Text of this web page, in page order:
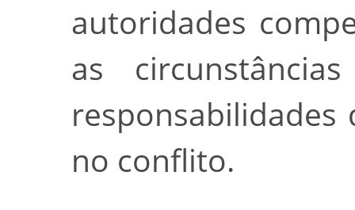
autoridades
as
responsabilidades
no conflito.